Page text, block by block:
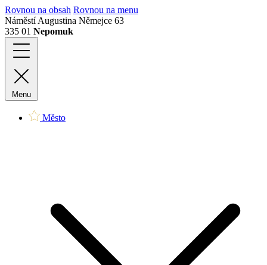
Rovnou na obsah Rovnou na menu
Náměstí Augustina Němejce 63
335 01 Nepomuk
Menu
Město